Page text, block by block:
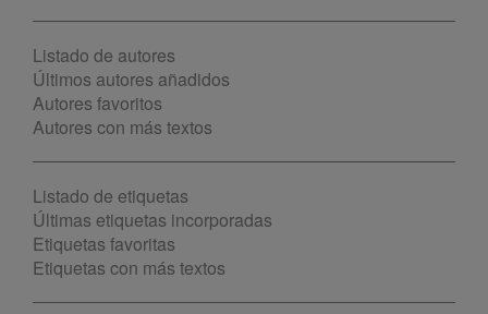
Listado de autores
Últimos autores añadidos
Autores favoritos
Autores con más textos
Listado de etiquetas
Últimas etiquetas incorporadas
Etiquetas favoritas
Etiquetas con más textos